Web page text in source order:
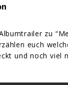
zu
euch
und noch viel